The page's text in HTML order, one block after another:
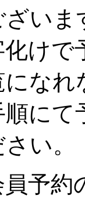
ざいま
化けで
になれ
順にて
い。
員予約